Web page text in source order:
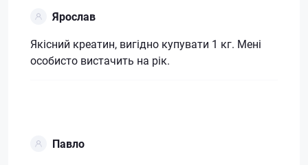
Ярослав
Якісний креатин, вигідно купувати 1 кг. Мені
особисто вистачить на рік.
Павло